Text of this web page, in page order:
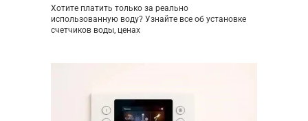
Хотите платить только за реально
использованную воду? Узнайте все об установке
счетчиков воды, ценах